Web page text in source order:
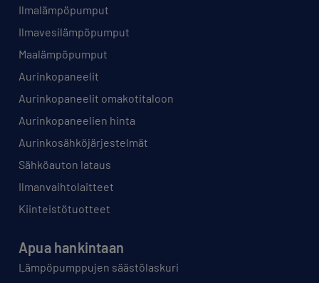
Ilmalämpöpumput
Ilmavesilämpöpumput
Maalämpöpumput
Aurinkopaneelit
Aurinkopaneelit omakotitaloon
Aurinkopaneelien hinta
Aurinkosähköjärjestelmät
Sähköauton lataus
Ilmanvaihtolaitteet
Kiinteistötuotteet
Apua hankintaan
Lämpöpumppujen säästölaskuri